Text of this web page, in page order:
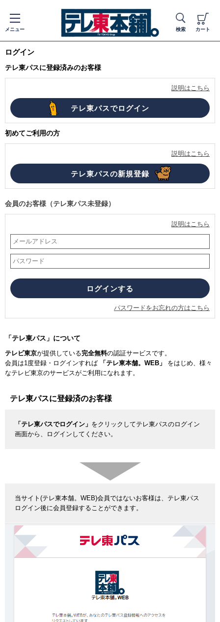
メニュー 検索 カート
ログイン
テレ東パスに登録済みのお客様
説明はこちら
初めてご利用の方
説明はこちら
会員のお客様（テレ東パス未登録）
説明はこちら
パスワードをお忘れの方はこちら
「テレ東パス」について
テレビ東京が提供している完全無料の認証サービスです。
会員は1度登録・ログインすれば
「テレ東本舗。WEB」 をはじめ、様々
なテレビ東京のサービスがご利用になれます。
テレ東パスに登録済のお客様
「テレ東パスでログイン」 をクリックしてテレ東パスのログイン
画面から、ログインしてください。
当サイト(テレ東本舗。WEB)会員ではないお客様は、テレ東パス
ログイン後に会員登録することができます。